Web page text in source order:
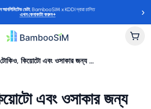
আনলিমিটেড ডেটা, BambooSIM x KDDI দ্বারা চালিত
এখন কেনাকাটা করুন→ ›
টোকিও, কিয়োটো এবং ওসাকার জন্য জাপান eSIM : শহর পরিবর্তনের জন্য ডেটা গাইড
এবং ওসাকার জন্য